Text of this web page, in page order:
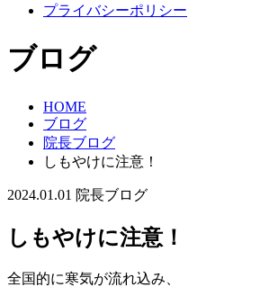
プライバシーポリシー
ブログ
HOME
ブログ
院長ブログ
しもやけに注意！
2024.01.01 院長ブログ
しもやけに注意！
全国的に寒気が流れ込み、